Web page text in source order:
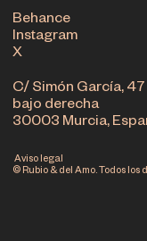
C/ Simón García, 47
bajo derecha
30003 Murcia,
Behance
Instagram
X
© Rubio & del Amo. Todos los
Aviso legal